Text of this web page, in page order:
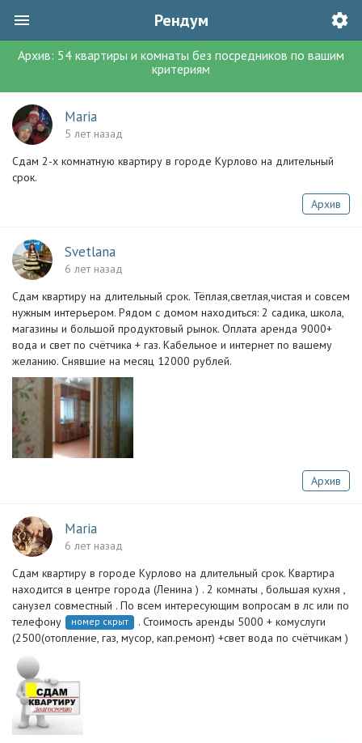
Рендум
Архив: 54 квартиры и комнаты без посредников по вашим
критериям
Maria
5 лет назад
Сдам 2-х комнатную квартиру в городе Курлово на длительный
срок.
Архив
Svetlana
6 лет назад
Сдам квартиру на длительный срок. Тёплая,светлая,чистая и совсем
нужным интерьером. Рядом с домом находиться: 2 садика, школа,
магазины и большой продуктовый рынок. Оплата аренда 9000+
вода и свет по счётчика + газ. Кабельное и интернет по вашему
желанию. Снявшие на месяц 12000 рублей.
Архив
Maria
6 лет назад
Сдам квартиру в городе Курлово на длительный срок. Квартира
находится в центре города (Ленина ) . 2 комнаты , большая кухня ,
санузел совместный . По всем интересующим вопросам в лс или по
телефону
номер скрыт
. Стоимость аренды 5000 + комуслуги
(2500(отопление, газ, мусор, кап.ремонт) +свет вода по счётчикам )